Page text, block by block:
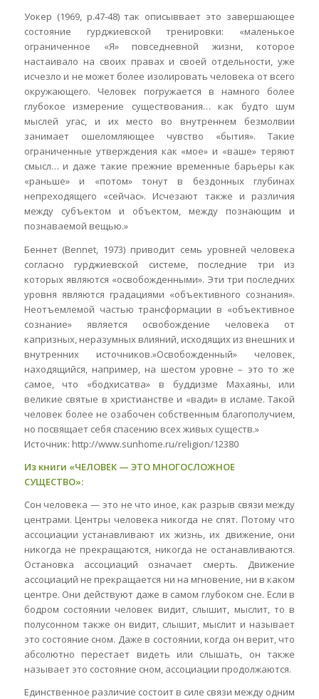
Уокер (1969, р.47-48) так описыввает это завершающее
состояние гурджиевской тренировки: «маленькое
ограниченное «Я» повседневной жизни, которое
настаивало на своих правах и своей отдельности, уже
исчезло и не может более изолировать человека от всего
окружающего. Человек погружается в намного более
глубокое измерение существования… как будто шум
мыслей угас, и их место во внутреннем безмолвии
занимает ошеломляющее чувство «бытия». Такие
ограниченные утверждения как «мое» и «ваше» теряют
смысл… и даже такие прежние временные барьеры как
«раньше» и «потом» тонут в бездонных глубинах
непреходящего «сейчас». Исчезают также и различия
между субъектом и объектом, между познающим и
познаваемой вещью.»
Беннет (Bennet, 1973) приводит семь уровней человека
согласно гурджиевской системе, последние три из
которых являются «освобожденными». Эти три последних
уровня являются градациями «объективного сознания».
Неотъемлемой частью трансформации в «объективное
сознание» является освобождение человека от
капризных, неразумных влияний, исходящих из внешних и
внутренних источников.»Освобожденный» человек,
находящийся, например, на шестом уровне – это то же
самое, что «бодхисатва» в буддизме Махаяны, или
великие святые в христианстве и «вади» в исламе. Такой
человек более не озабочен собственным благополучием,
но посвящает себя спасению всех живых существ.»
Источник: http://www.sunhome.ru/religion/12380
Из книги «ЧЕЛОВЕК — ЭТО МНОГОСЛОЖНОЕ
СУЩЕСТВО»:
Сон человека — это не что иное, как разрыв связи между
центрами. Центры человека никогда не спят. Потому что
ассоциации устанавливают их жизнь, их движение, они
никогда не прекращаются, никогда не останавливаются.
Остановка ассоциаций означает смерть. Движение
ассоциаций не прекращается ни на мгновение, ни в каком
центре. Они действуют даже в самом глубоком сне. Если в
бодром состоянии человек видит, слышит, мыслит, то в
полусонном также он видит, слышит, мыслит и называет
это состояние сном. Даже в состоянии, когда он верит, что
абсолютно перестает видеть или слышать, он также
называет это состояние сном, ассоциации продолжаются.
Единственное различие состоит в силе связи между одним